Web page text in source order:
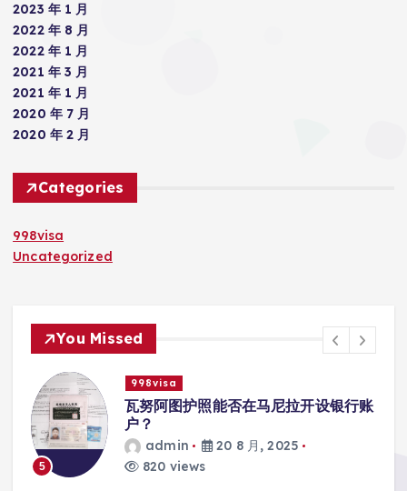
2023 年 1 月
2022 年 8 月
2022 年 1 月
2021 年 3 月
2021 年 1 月
2020 年 7 月
2020 年 2 月
Categories
998visa
Uncategorized
You Missed
5
998visa
瓦努阿图护照能否在马尼拉开设银行账
户？
admin
20 8 月, 2025
820 views